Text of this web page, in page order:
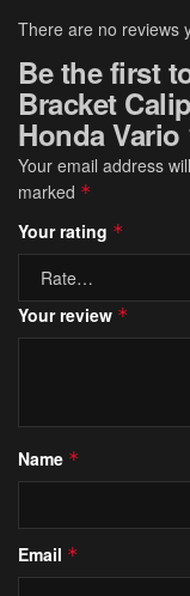
There are no reviews
Be the first
Bracket
Honda Vario
Your email address
marked *
Your rating *
Your review *
Name *
Email *